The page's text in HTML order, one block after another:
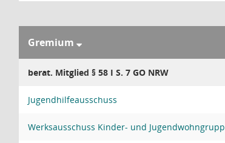
Gremium
berat. Mitglied § 58 I S. 7 GO NRW
Jugendhilfeausschuss
Werksausschuss Kinder- und